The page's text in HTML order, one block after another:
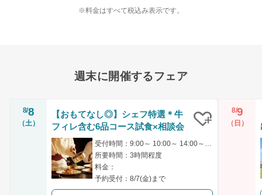
※料金はすべて税込み表示です。
週末に開催するフェア
8/8
（土）
【おもてなし◎】シェフ特選＊牛
フィレ含む6品コース試食×相談会
受付時間：9:00～ 10:00～ 14:00～ 15:00～ 17:00～
所要時間：3時間程度
料金：
予約受付：8/7(金)まで
8/9
（日）